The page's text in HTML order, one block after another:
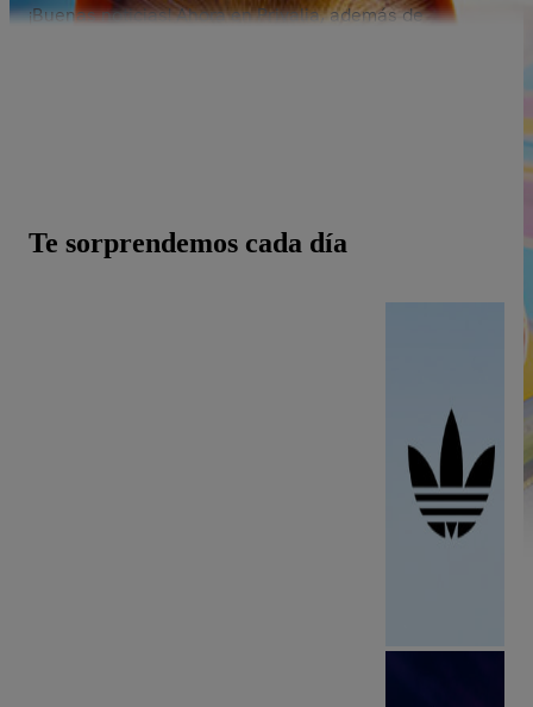
¡Buenas noticias! Ahora en Privalia, además de
Te sorprendemos cada día